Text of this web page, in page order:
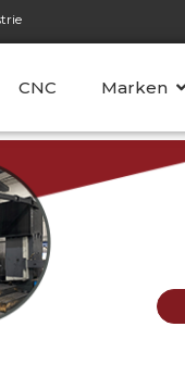
CNC Marken